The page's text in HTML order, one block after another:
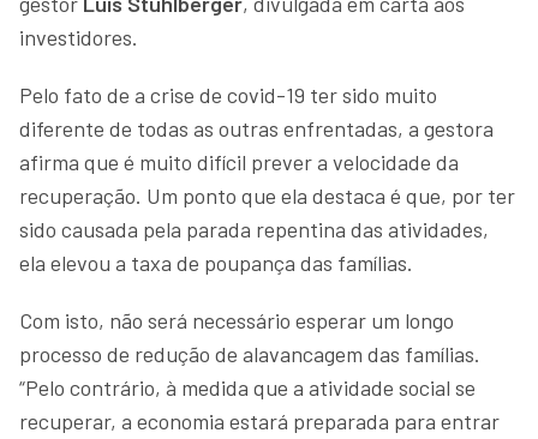
investidores.
Pelo fato de a crise de covid-19 ter sido muito
diferente de todas as outras enfrentadas, a gestora
afirma que é muito difícil prever a velocidade da
recuperação. Um ponto que ela destaca é que, por ter
sido causada pela parada repentina das atividades,
ela elevou a taxa de poupança das famílias.
Com isto, não será necessário esperar um longo
processo de redução de alavancagem das famílias.
“Pelo contrário, à medida que a atividade social se
recuperar, a economia estará preparada para entrar